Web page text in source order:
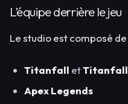
L’équipe derrière le jeu
Le studio est composé
Titanfall etTitanfall
Apex Legends